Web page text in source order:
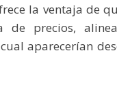
la ventaja de
de precios,
aparecerían